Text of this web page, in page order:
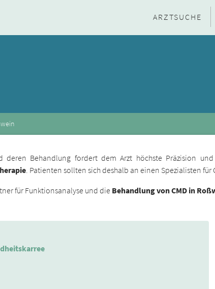
ARZTSUCHE
deren Behandlung fordert dem Arzt höchste Präzision
. Patienten sollten sich deshalb an einen Spezialisten für
für Funktionsanalyse und die Behandlung von CMD in